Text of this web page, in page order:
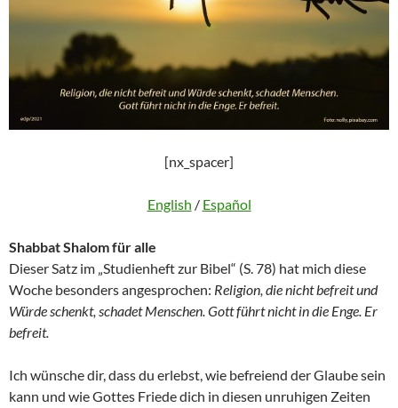
[nx_spacer]
English / Español
Shabbat Shalom für alle
Dieser Satz im „Studienheft zur Bibel“ (S. 78) hat mich diese
Woche besonders angesprochen: Religion, die nicht befreit und
Würde schenkt, schadet Menschen. Gott führt nicht in die Enge. Er
befreit.
Ich wünsche dir, dass du erlebst, wie befreiend der Glaube sein
kann und wie Gottes Friede dich in diesen unruhigen Zeiten